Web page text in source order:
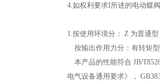
4.如权利要求I所述的电动蝶
1.按使用环境分： Z 为普通
按输出作用力分：有转矩
本产品的性能符合 JB/
电气设备通用要求》，